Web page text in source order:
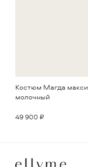
Костюм Магда макси
молочный
49 900 ₽